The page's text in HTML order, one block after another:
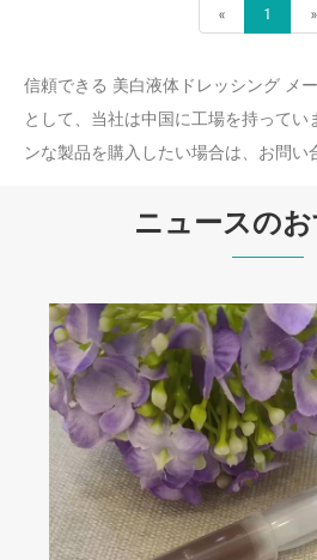
« 1 »
信頼できる 美白液体ドレッシング メ
として、当社は中国に工場を持ってい
ンな製品を購入したい場合は、お問い
ニュースの